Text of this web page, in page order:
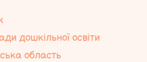
дошкільної освіти
область